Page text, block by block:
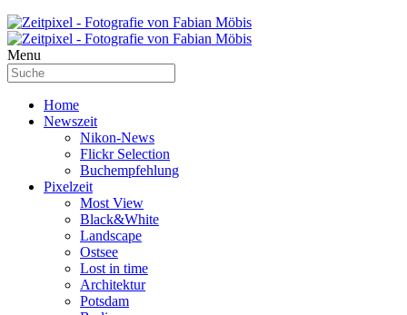
Menu
Home
Newszeit
Nikon-News
Flickr Selection
Buchempfehlung
Pixelzeit
Most View
Black&White
Landscape
Ostsee
Lost in time
Architektur
Potsdam